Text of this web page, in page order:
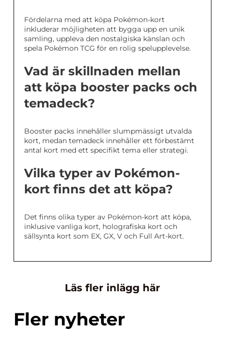
Fördelarna med att köpa Pokémon-kort
inkluderar möjligheten att bygga upp en unik
samling, uppleva den nostalgiska känslan och
spela Pokémon TCG för en rolig spelupplevelse.
Vad är skillnaden mellan
att köpa booster packs och
temadeck?
Booster packs innehåller slumpmässigt utvalda
kort, medan temadeck innehåller ett förbestämt
antal kort med ett specifikt tema eller strategi.
Vilka typer av Pokémon-
kort finns det att köpa?
Det finns olika typer av Pokémon-kort att köpa,
inklusive vanliga kort, holografiska kort och
sällsynta kort som EX, GX, V och Full Art-kort.
Läs fler inlägg här
Fler nyheter